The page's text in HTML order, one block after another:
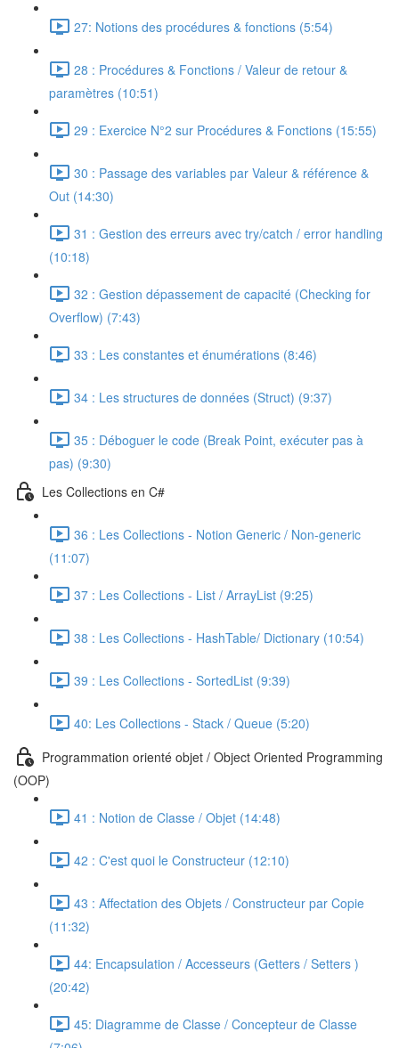
27: Notions des procédures & fonctions (5:54)
28 : Procédures & Fonctions / Valeur de retour &
paramètres (10:51)
29 : Exercice N°2 sur Procédures & Fonctions (15:55)
30 : Passage des variables par Valeur & référence &
Out (14:30)
31 : Gestion des erreurs avec try/catch / error handling
(10:18)
32 : Gestion dépassement de capacité (Checking for
Overflow) (7:43)
33 : Les constantes et énumérations (8:46)
34 : Les structures de données (Struct) (9:37)
35 : Déboguer le code (Break Point, exécuter pas à
pas) (9:30)
Les Collections en C#
36 : Les Collections - Notion Generic / Non-generic
(11:07)
37 : Les Collections - List / ArrayList (9:25)
38 : Les Collections - HashTable/ Dictionary (10:54)
39 : Les Collections - SortedList (9:39)
40: Les Collections - Stack / Queue (5:20)
Programmation orienté objet / Object Oriented Programming
(OOP)
41 : Notion de Classe / Objet (14:48)
42 : C'est quoi le Constructeur (12:10)
43 : Affectation des Objets / Constructeur par Copie
(11:32)
44: Encapsulation / Accesseurs (Getters / Setters )
(20:42)
45: Diagramme de Classe / Concepteur de Classe